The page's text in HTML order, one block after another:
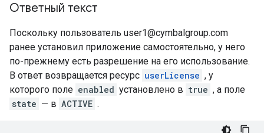
Ответный текст
Поскольку пользователь user1@cymbalgroup.com
ранее установил приложение самостоятельно, у него
по-прежнему есть разрешение на его использование.
В ответ возвращается ресурс userLicense , у
которого поле enabled установлено в true , а поле
state — в ACTIVE .